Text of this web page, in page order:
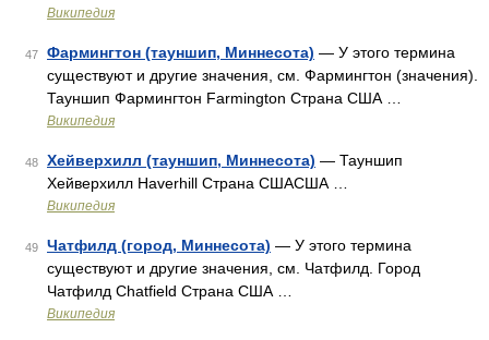
Википедия
47 Фармингтон (тауншип, Миннесота) — У этого термина
существуют и другие значения, см. Фармингтон (значения).
Тауншип Фармингтон Farmington Страна США …
Википедия
48 Хейверхилл (тауншип, Миннесота) — Тауншип
Хейверхилл Haverhill Страна СШАСША …
Википедия
49 Чатфилд (город, Миннесота) — У этого термина
существуют и другие значения, см. Чатфилд. Город
Чатфилд Chatfield Страна США …
Википедия